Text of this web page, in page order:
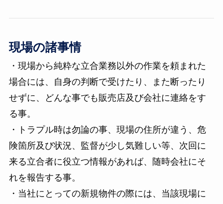
現場の諸事情
・現場から純粋な立合業務以外の作業を頼まれた
場合には、自身の判断で受けたり、また断ったり
せずに、どんな事でも販売店及び会社に連絡をす
る事。
・トラプル時は勿論の事、現場の住所が違う、危
険箇所及び状況、監督が少し気難しい等、次回に
来る立合者に役立つ情報があれば、随時会社にそ
れを報告する事。
・当社にとっての新規物件の際には、当該現場に